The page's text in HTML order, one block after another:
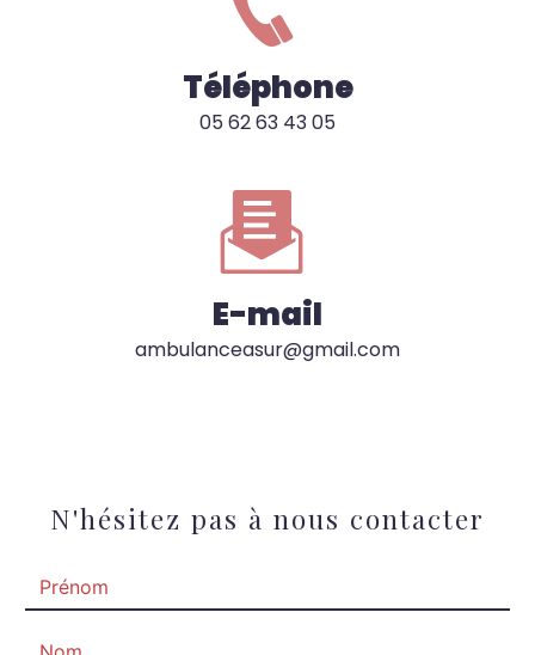
Téléphone
05 62 63 43 05
E-mail
ambulanceasur@gmail.com
N'hésitez pas à nous contacter